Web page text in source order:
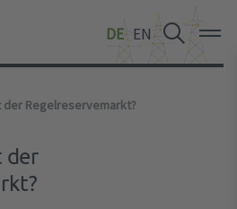
DE EN
DE EN
DE EN
Regelreservemarkt?
der